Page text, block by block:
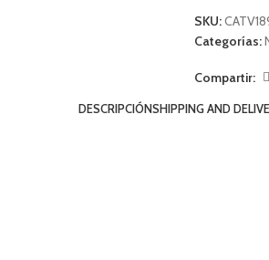
SKU:
Categorías:
Compartir:
DESCRIPCIÓNSHIPPING AND